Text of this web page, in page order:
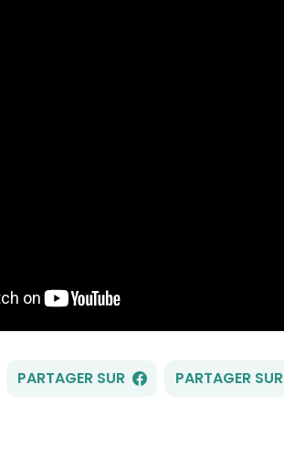
PARTAGER SUR FACEBOOK
PARTAGER SUR